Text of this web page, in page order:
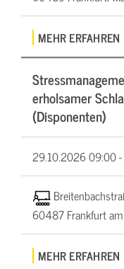
MEHR ERFAHREN
erholsamer
(Disponenten)
29.10.202609:00
60487 Frankfurt
MEHR ERFAHREN